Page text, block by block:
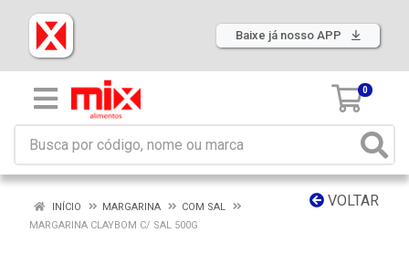
Baixe já nosso APP
0
VOLTAR
INÍCIO MARGARINA
COM SAL
MARGARINA CLAYBOM C/ SAL 500G